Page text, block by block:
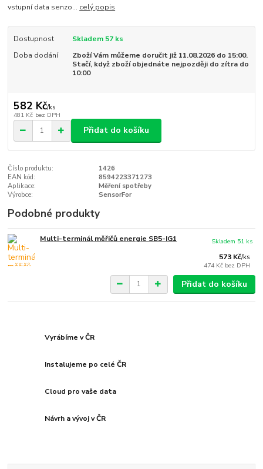
vstupní data senzo... celý popis
Dostupnost
Skladem 57 ks
Doba dodání
Zboží Vám můžeme doručit již 11.08.2026 do 15:00.
Stačí, když zboží objednáte nejpozději do zítra do
10:00
582 Kč/ks
481 Kč bez DPH
Přidat do košíku
Číslo produktu:
1426
EAN kód:
8594223371273
Aplikace:
Měření spotřeby
Výrobce:
SensorFor
Podobné produkty
Multi-terminál měřičů energie SB5-IG1
573 Kč/ks
474 Kč bez DPH
Skladem 51 ks
Přidat do košíku
Vyrábíme v ČR
Instalujeme po celé ČR
Cloud pro vaše data
Návrh a vývoj v ČR